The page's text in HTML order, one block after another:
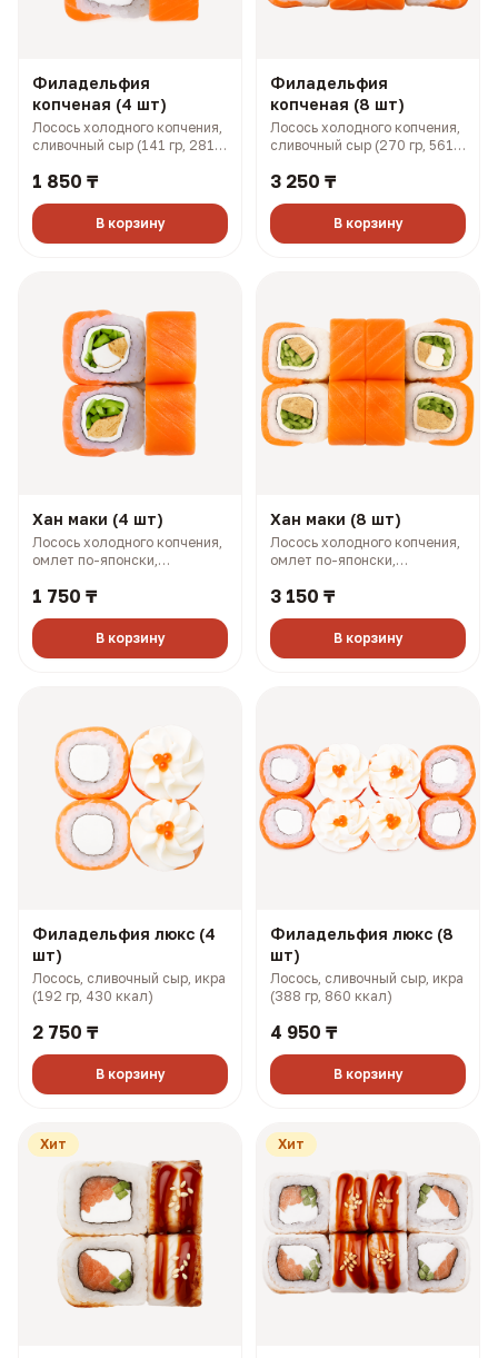
Филадельфия
копченая (4 шт)
Лосось холодного копчения,
сливочный сыр (141 гр, 281
1 850 ₸
В корзину
Филадельфия
копченая (8 шт)
Лосось холодного копчения,
сливочный сыр (270 гр, 561
3 250 ₸
В корзину
Хан маки (4 шт)
Лосось холодного копчения,
омлет по-японски,
гр, 234 ккал)
1 750 ₸
В корзину
Хан маки (8 шт)
Лосось холодного копчения,
омлет по-японски,
гр, 468 ккал)
3 150 ₸
В корзину
Филадельфия люкс (4
шт)
Лосось, сливочный сыр, икра
(192 гр, 430 ккал)
2 750 ₸
В корзину
Филадельфия люкс (8
шт)
Лосось, сливочный сыр, икра
(388 гр, 860 ккал)
4 950 ₸
В корзину
Хит Хит